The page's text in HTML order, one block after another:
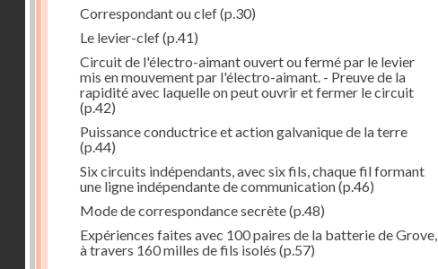
Correspondant ou clef(p.30)
Le levier-clef(p.41)
Circuit de l'électro-aimant ouvert ou fermé par le levier
mis en mouvement par l'électro-aimant. - Preuve de la
rapidité avec laquelle on peut ouvrir et fermer le circuit
(p.42)
Puissance conductrice et action galvanique de la terre
(p.44)
Six circuits indépendants, avec six fils, chaque fil formant
une ligne indépendante de communication(p.46)
Mode de correspondance secrète(p.48)
Expériences faites avec 100 paires de la batterie de Grove,
à travers 160 milles de fils isolés (p.57)